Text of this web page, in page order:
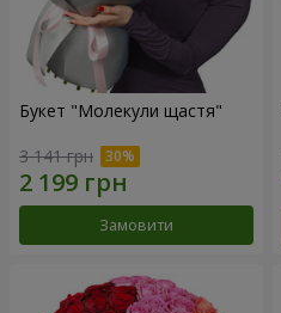
Букет "Молекули щастя"
3 141 грн
Замовити